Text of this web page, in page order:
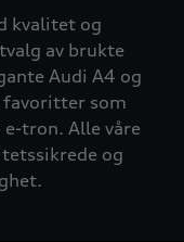
kvalitet og
av brukte
Audi A4 og
som
tron. Alle våre
og